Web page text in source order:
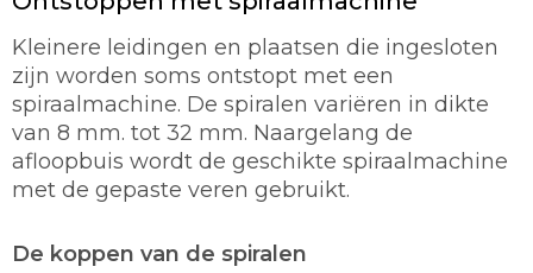
Kleinere leidingen en plaatsen die ingesloten
zijn worden soms ontstopt met een
spiraalmachine. De spiralen variëren in dikte
van 8 mm. tot 32 mm. Naargelang de
afloopbuis wordt de geschikte spiraalmachine
met de gepaste veren gebruikt.
De koppen van de spiralen